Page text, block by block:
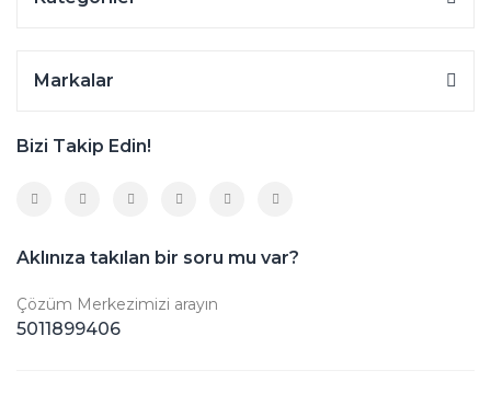
Markalar
Bizi Takip Edin!
Aklınıza takılan bir soru mu var?
Çözüm Merkezimizi arayın
5011899406